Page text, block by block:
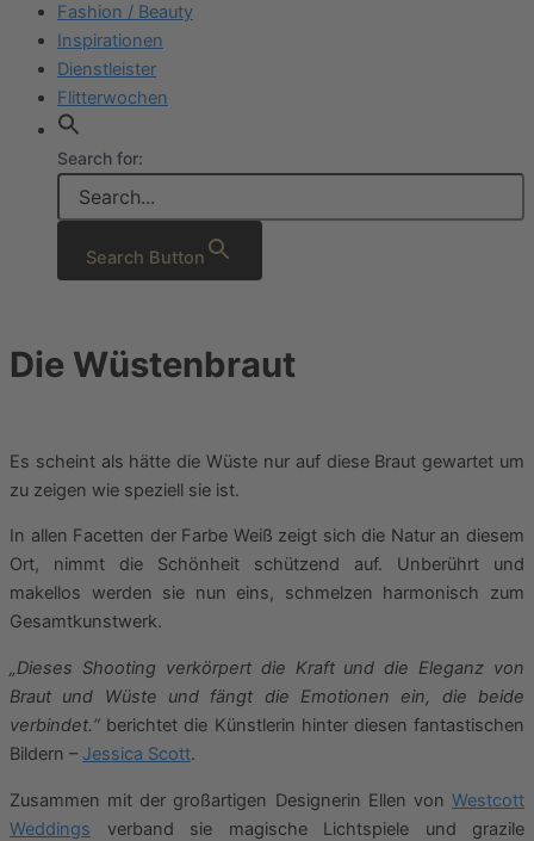
Fashion / Beauty
Inspirationen
Dienstleister
Flitterwochen
Search for:
Search Button
Die Wüstenbraut
Es scheint als hätte die Wüste nur auf diese Braut gewartet um
zu zeigen wie speziell sie ist.
In allen Facetten der Farbe Weiß zeigt sich die Natur an diesem
Ort, nimmt die Schönheit schützend auf. Unberührt und
makellos werden sie nun eins, schmelzen harmonisch zum
Gesamtkunstwerk.
„Dieses Shooting verkörpert die Kraft und die Eleganz von
Braut und Wüste und fängt die Emotionen ein, die beide
verbindet.“ berichtet die Künstlerin hinter diesen fantastischen
Bildern – Jessica Scott.
Zusammen mit der großartigen Designerin Ellen von Westcott
Weddings verband sie magische Lichtspiele und grazile